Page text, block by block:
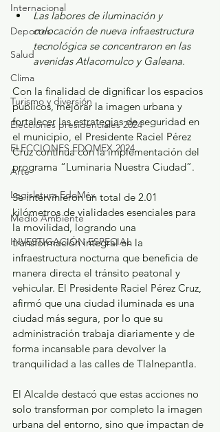
Internacional
Deportes
Salud
Clima
Turismo y diversión
Elecciones presidenciales 2024
ELECCIONES EDOMEX 2024
Arte
Legislatura EdoMéx
Medio Ambiente
INVESTIGACIÓN ESPECIAL
Las labores de iluminación y
colocación de nueva infraestructura
tecnológica se concentraron en las
avenidas Atlacomulco y Galeana.
Con la finalidad de dignificar los espacios
públicos, mejorar la imagen urbana y
fortalecer las estrategias de seguridad en
el municipio, el Presidente Raciel Pérez
Cruz continúa con la implementación del
programa “Luminaria Nuestra Ciudad”.
Se intervinieron un total de 2.01
kilómetros de vialidades esenciales para
la movilidad, logrando una
transformación integral en la
infraestructura nocturna que beneficia de
manera directa el tránsito peatonal y
vehicular. El Presidente Raciel Pérez Cruz,
afirmó que una ciudad iluminada es una
ciudad más segura, por lo que su
administración trabaja diariamente y de
forma incansable para devolver la
tranquilidad a las calles de Tlalnepantla.
El Alcalde destacó que estas acciones no
solo transforman por completo la imagen
urbana del entorno, sino que impactan de